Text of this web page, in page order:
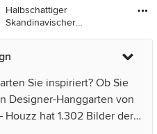
Halbschattiger
Skandinavischer
Halbschattiger
Skandinavischer Hanggarten
Sie inspiriert? Ob Sie
Designer-Hanggarten von
hat 1.302 Bilder der